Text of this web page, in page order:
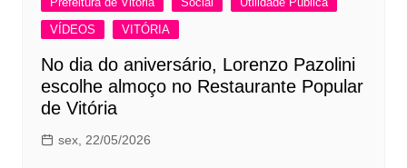
VÍDEOS
VITÓRIA
No dia do aniversário, Lorenzo Pazolini
escolhe almoço no Restaurante Popular
de Vitória
sex, 22/05/2026